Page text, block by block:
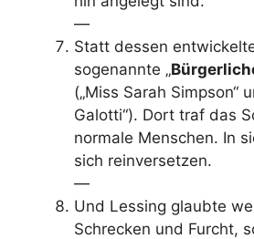
—
Statt dessen
sogenannte „
(„Miss Sarah Simpson“
Galotti“). Dort traf das
normale Menschen. In
sich reinversetzen.
—
Und Lessing glaubte
Schrecken und Furcht,